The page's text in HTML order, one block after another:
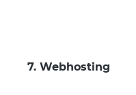
7. Webhosting